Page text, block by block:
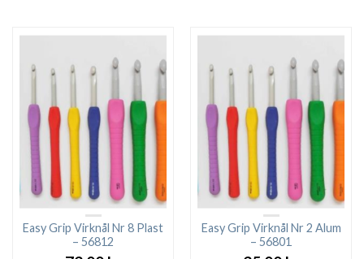
Easy Grip Virknål Nr 8 Plast
– 56812
Easy Grip Virknål Nr 2 Alum
– 56801